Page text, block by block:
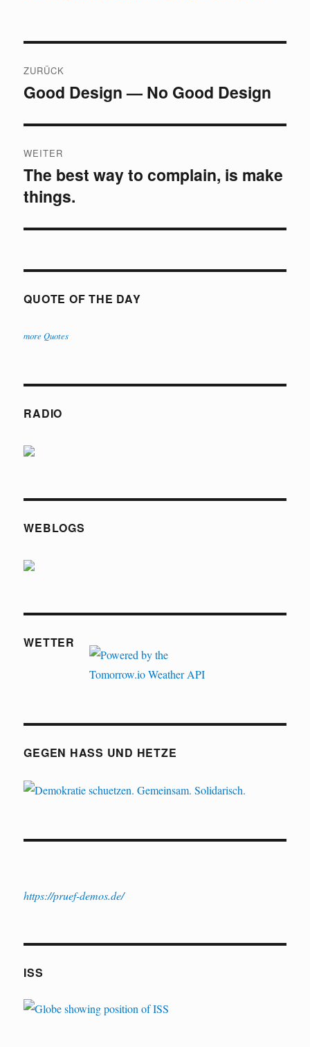
ZURÜCK
Vorheriger
Good Design — No Good Design
WEITER
Nächster
Beitrag:
The best way to complain, is make
things.
QUOTE OF THE DAY
more Quotes
RADIO
WEBLOGS
WETTER
GEGEN HASS UND HETZE
https://pruef-demos.de/
ISS